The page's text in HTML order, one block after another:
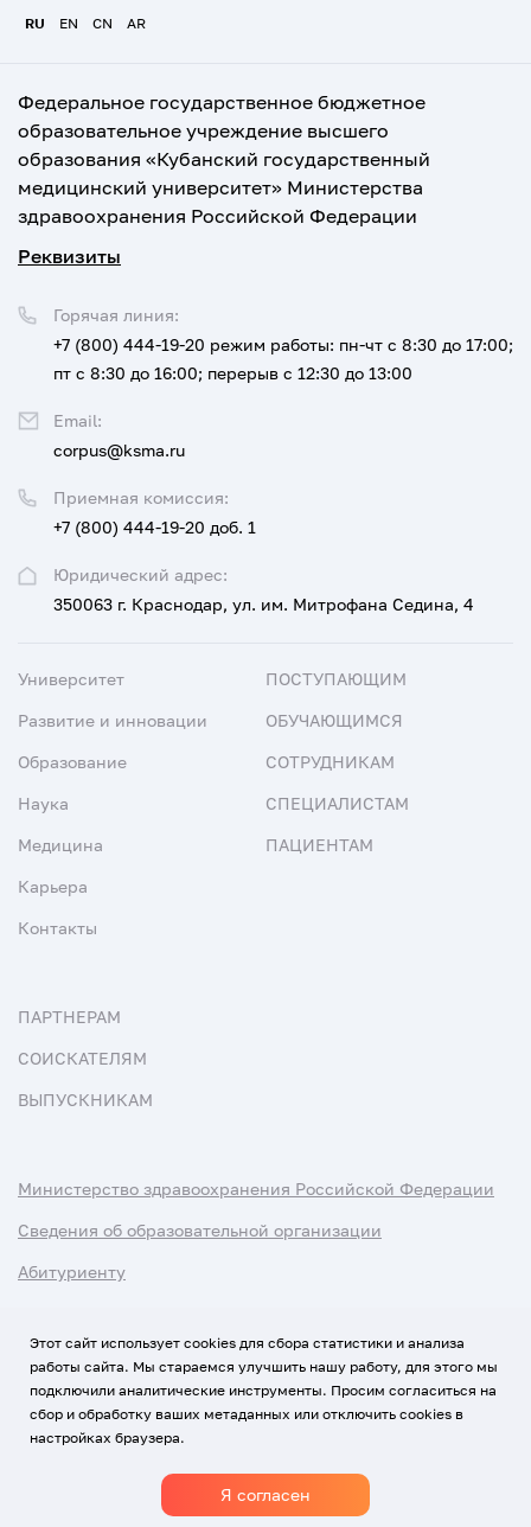
RU EN CN AR
Федеральное государственное бюджетное
образовательное учреждение высшего
образования «Кубанский государственный
медицинский университет» Министерства
здравоохранения Российской Федерации
Реквизиты
Юридический адрес:
350063 г. Краснодар, ул. им. Митрофана Седина, 4
Приемная комиссия:
+7 (800) 444-19-20 доб. 1
Горячая линия:
+7 (800) 444-19-20 режим работы: пн-чт с 8:30 до 17:00;
пт с 8:30 до 16:00; перерыв с 12:30 до 13:00
Email:
corpus@ksma.ru
Университет
Развитие и инновации
Образование
Наука
Медицина
Карьера
Контакты
ПОСТУПАЮЩИМ
ОБУЧАЮЩИМСЯ
СОТРУДНИКАМ
СПЕЦИАЛИСТАМ
ПАЦИЕНТАМ
ПАРТНЕРАМ
СОИСКАТЕЛЯМ
ВЫПУСКНИКАМ
Министерство здравоохранения Российской Федерации
Сведения об образовательной организации
Абитуриенту
Использование Cookies
Политика обработки персональных данных
© Все права защищены
Этот сайт использует cookies для сбора статистики и анализа
работы сайта. Мы стараемся улучшить нашу работу, для этого мы
подключили аналитические инструменты. Просим согласиться на
сбор и обработку ваших метаданных или отключить cookies в
настройках браузера.
Я согласен